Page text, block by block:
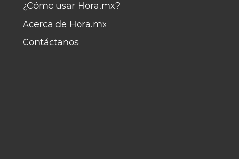
¿Cómo usar Hora.mx?
Acerca de Hora.mx
Contáctanos